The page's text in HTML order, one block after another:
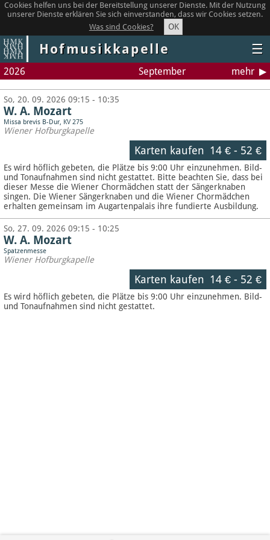
Cookies helfen uns bei der Bereitstellung unserer Dienste. Mit der Nutzung
unserer Dienste erklären Sie sich einverstanden, dass wir Cookies setzen.
Was sind Cookies?
OK
Hofmusikkapelle ☰
2026 September mehr
So, 20. 09. 2026 09:15 - 10:35
W. A. Mozart
Missa brevis B-Dur, KV 275
Wiener Hofburgkapelle
Karten kaufen 14 €- 52 €
Es wird höflich gebeten, die Plätze bis 9:00 Uhr einzunehmen. Bild-
und Tonaufnahmen sind nicht gestattet. Bitte beachten Sie, dass bei
dieser Messe die Wiener Chormädchen statt der Sängerknaben
singen. Die Wiener Sängerknaben und die Wiener Chormädchen
erhalten gemeinsam im Augartenpalais ihre fundierte Ausbildung.
So, 27. 09. 2026 09:15 - 10:25
W. A. Mozart
Spatzenmesse
Wiener Hofburgkapelle
Karten kaufen 14 €- 52 €
Es wird höflich gebeten, die Plätze bis 9:00 Uhr einzunehmen. Bild-
und Tonaufnahmen sind nicht gestattet.